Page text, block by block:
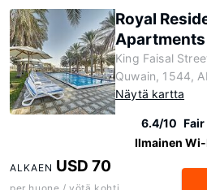
Royal
Apartments
King Faisal
Quwain, 1544,
Näytä kartta
6.4/10 Fair
Ilmainen Wi-
ALKAEN USD 70